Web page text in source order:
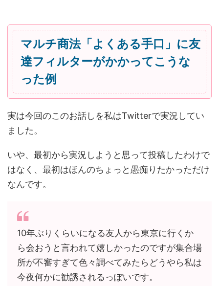
マルチ商法「よくある手口」に友
達フィルターがかかってこうな
った例
実は今回のこのお話しを私はTwitterで実況してい
ました。
いや、最初から実況しようと思って投稿したわけで
はなく、最初はほんのちょっと愚痴りたかっただけ
なんです。
10年ぶりくらいになる友人から東京に行くか
ら会おうと言われて嬉しかったのですが集合場
所が不審すぎて色々調べてみたらどうやら私は
今夜何かに勧誘されるっぽいです。